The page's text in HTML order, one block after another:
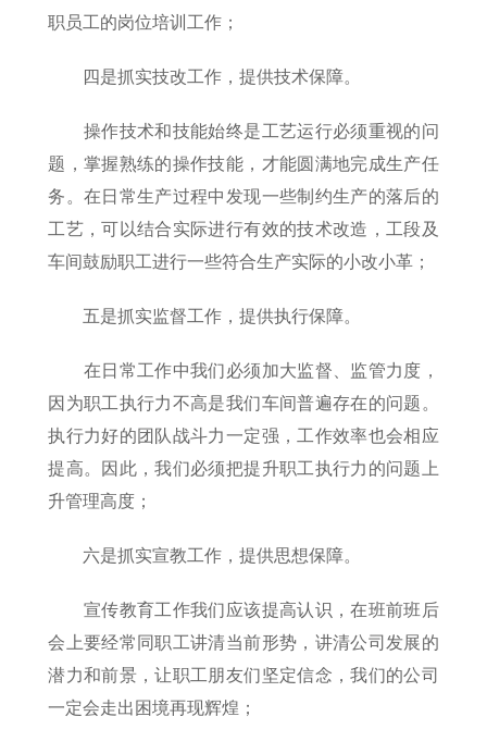
职员工的岗位培训工作；
四是抓实技改工作，提供技术保障。
操作技术和技能始终是工艺运行必须重视的问
题，掌握熟练的操作技能，才能圆满地完成生产任
务。在日常生产过程中发现一些制约生产的落后的
工艺，可以结合实际进行有效的技术改造，工段及
车间鼓励职工进行一些符合生产实际的小改小革；
五是抓实监督工作，提供执行保障。
在日常工作中我们必须加大监督、监管力度，
因为职工执行力不高是我们车间普遍存在的问题。
执行力好的团队战斗力一定强，工作效率也会相应
提高。因此，我们必须把提升职工执行力的问题上
升管理高度；
六是抓实宣教工作，提供思想保障。
宣传教育工作我们应该提高认识，在班前班后
会上要经常同职工讲清当前形势，讲清公司发展的
潜力和前景，让职工朋友们坚定信念，我们的公司
一定会走出困境再现辉煌；